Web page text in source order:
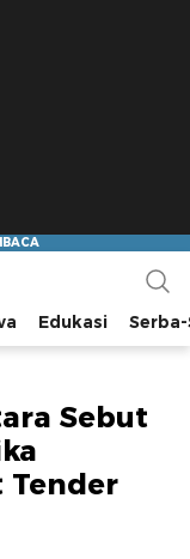
Edukasi
Sebut
Tender